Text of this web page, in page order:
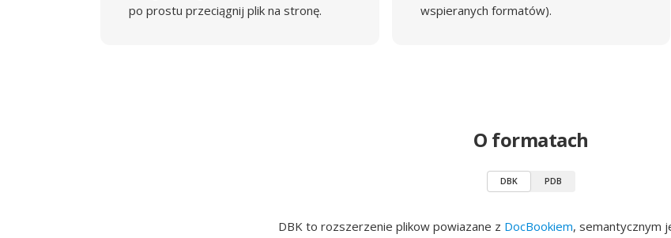
po prostu przeciągnij plik na stronę.
wspieranych formatów).
O formatach
DBK PDB
DBK to rozszerzenie plikow powiazane z DocBookiem, semantycznym